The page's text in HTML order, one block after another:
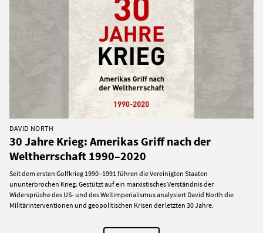
DAVID NORTH
30 Jahre Krieg: Amerikas Griff nach der
Weltherrschaft 1990–2020
Seit dem ersten Golfkrieg 1990–1991 führen die Vereinigten Staaten
ununterbrochen Krieg. Gestützt auf ein marxistisches Verständnis der
Widersprüche des US- und des Weltimperialismus analysiert David North die
Militärinterventionen und geopolitischen Krisen der letzten 30 Jahre.